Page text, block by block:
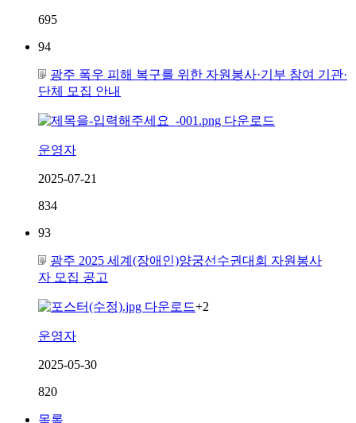
695
94
광주 폭우 피해 복구를 위한 자원봉사·기부 참여 기관·
단체 모집 안내
운영자
2025-07-21
834
93
광주 2025 세계(장애인)양궁선수권대회 자원봉사
자 모집 공고
+2
운영자
2025-05-30
820
목록